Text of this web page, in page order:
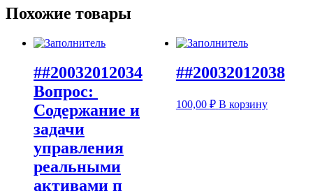
Похожие товары
##20032012034
Вопрос:
Содержание и
задачи
управления
реальными
активами п
##20032012038
100,00 ₽ В корзину